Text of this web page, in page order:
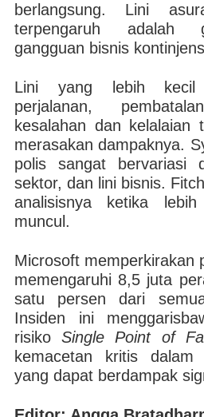
berlangsung. Lini
terpengaruh adalah
gangguan bisnis
Lini yang lebih kecil
perjalanan,
kesalahan dan kelalaian
merasakan dampaknya.
polis sangat bervariasi
sektor, dan lini bisnis.
analisisnya ketika
muncul.
Microsoft memperkirakan
memengaruhi 8,5 juta
satu persen dari
Insiden ini
risikoSingle Point of
kemacetan kritis dalam
yang dapat berdampak